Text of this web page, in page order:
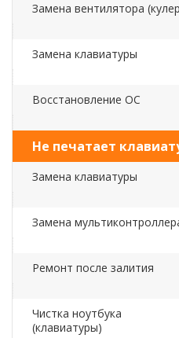
Замена вентилятора
Замена клавиатуры
Восстановление ОС
Не печатает
Замена клавиатуры
Замена
Ремонт после залития
Чистка ноутбука
(клавиатуры)